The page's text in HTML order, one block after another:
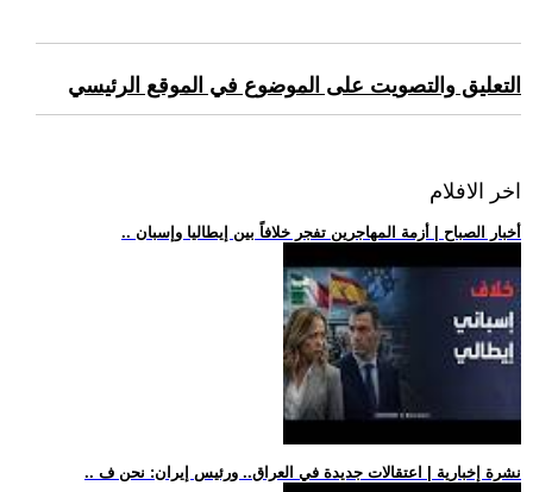
التعليق والتصويت على الموضوع في الموقع الرئيسي
اخر الافلام
.. أخبار الصباح | أزمة المهاجرين تفجر خلافاً بين إيطاليا وإسبان
.. نشرة إخبارية | اعتقالات جديدة في العراق.. ورئيس إيران: نحن ف